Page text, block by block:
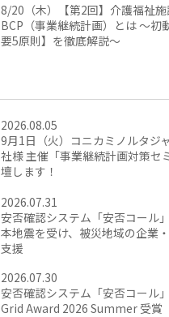
8/20（木）【第2回】介護福祉施
BCP（事業継続計画）とは ～初
要5原則】を徹底解説～
2026.08.05
9月1日（火）コニカミノルタジ
社様 主催「事業継続計画対策セ
壇します！
2026.07.31
安否確認システム「安否コール
本地震を受け、被災地域の企業
支援
2026.07.30
安否確認システム「安否コール
Grid Award 2026 Summer 受賞